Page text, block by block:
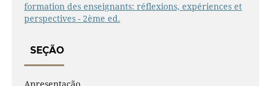
formation des enseignants: réflexions, expériences et
perspectives - 2ème ed.
SEÇÃO
Apresentação